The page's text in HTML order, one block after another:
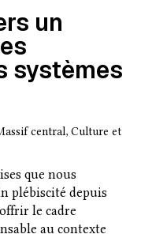
un
systèmes
central, Culture et
que nous
plébiscité depuis
le cadre
au contexte